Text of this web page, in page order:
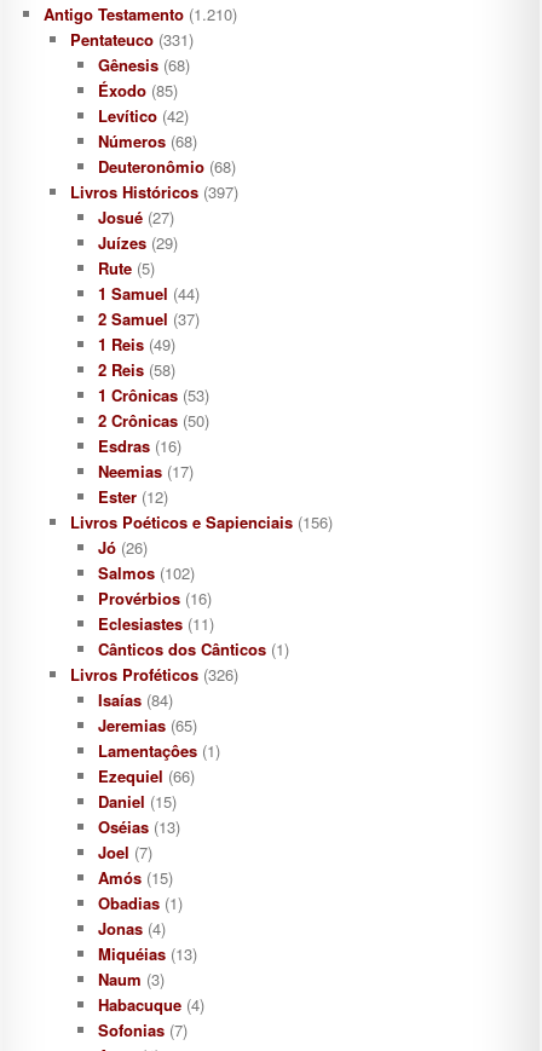
Antigo Testamento(1.210)
Pentateuco (331)
Gênesis(68)
Éxodo(85)
Levítico(42)
Números(68)
Deuteronômio(68)
Livros Históricos (397)
Josué(27)
Juízes(29)
Rute(5)
1 Samuel (44)
2 Samuel (37)
1 Reis(49)
2 Reis(58)
1 Crônicas(53)
2 Crônicas(50)
Esdras(16)
Neemias(17)
Ester(12)
Livros Poéticos e Sapienciais (156)
Jó(26)
Salmos(102)
Provérbios(16)
Eclesiastes(11)
Cânticos dos Cânticos(1)
Livros Proféticos (326)
Isaías(84)
Jeremias(65)
Lamentaçôes(1)
Ezequiel (66)
Daniel (15)
Oséias(13)
Joel (7)
Amós(15)
Obadias(1)
Jonas(4)
Miquéias(13)
Naum (3)
Habacuque(4)
Sofonias(7)